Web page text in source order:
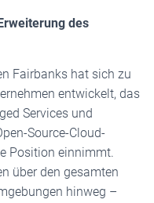
des
Fairbanks hat sich zu
entwickelt, das
Services und
Source-Cloud-
Position einnimmt.
über den gesamten
hinweg –